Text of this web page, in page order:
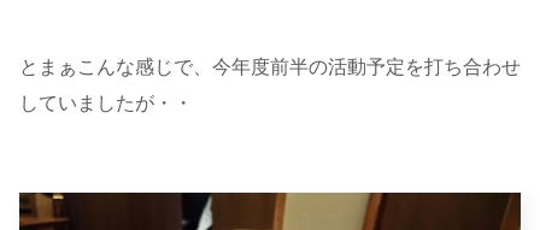
とまぁこんな感じで、今年度前半の活動予定を打ち合わせ
していましたが・・